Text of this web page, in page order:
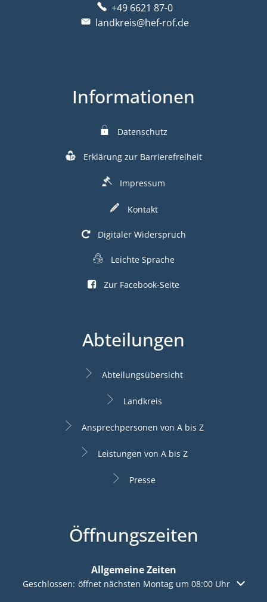
+49 6621 87-0
landkreis@hef-rof.de
Informationen
Datenschutz
Erklärung zur Barrierefreiheit
Impressum
Kontakt
Digitaler Widerspruch
Leichte Sprache
Zur Facebook-Seite
Abteilungen
Abteilungsübersicht
Landkreis
Ansprechpersonen von A bis Z
Leistungen von A bis Z
Presse
Öffnungszeiten
Allgemeine Zeiten
Klicken, um weitere Öffnungs- oder Schließzeiten
Geschlossen: öffnet nächsten Montag um 08:00 Uhr